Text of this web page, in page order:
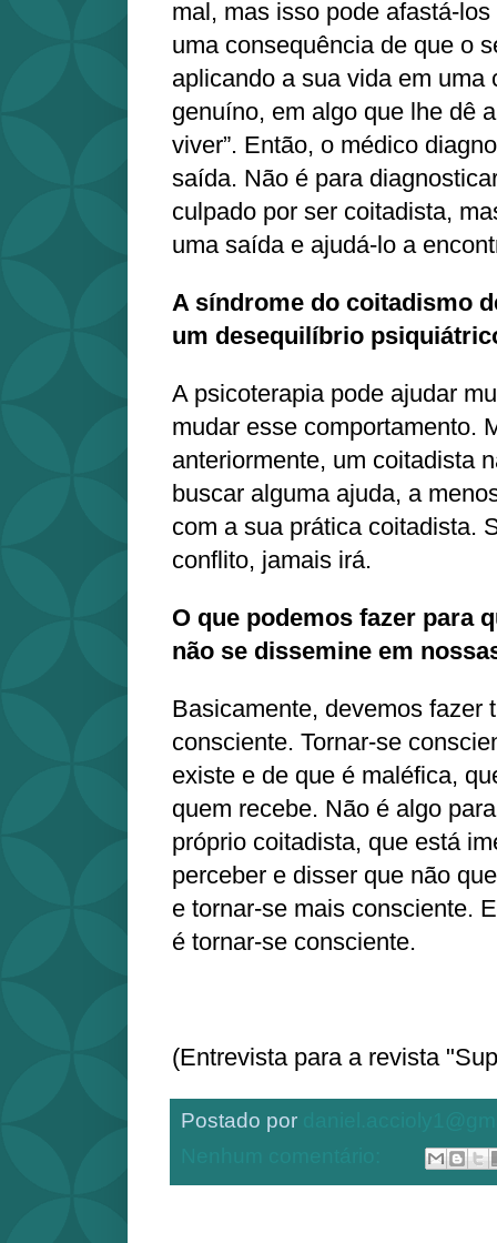
mal, mas isso pode afastá-
uma consequência de que o
aplicando a sua vida em uma
genuíno, em algo que lhe dê
viver”. Então, o médico
saída. Não é para
culpado por ser coitadista,
uma saída e ajudá-lo a
A síndrome do coitadismo
um desequilíbrio
A psicoterapia pode ajudar
mudar esse comportamento.
anteriormente, um coitadista
buscar alguma ajuda, a
com a sua prática coitadista.
conflito, jamais irá.
O que podemos fazer para
não se dissemine em
Basicamente, devemos fazer
consciente. Tornar-se
existe e de que é maléfica,
quem recebe. Não é algo
próprio coitadista, que está
perceber e disser que não
e tornar-se mais consciente.
é tornar-se consciente.
(Entrevista para a revista
Postado por